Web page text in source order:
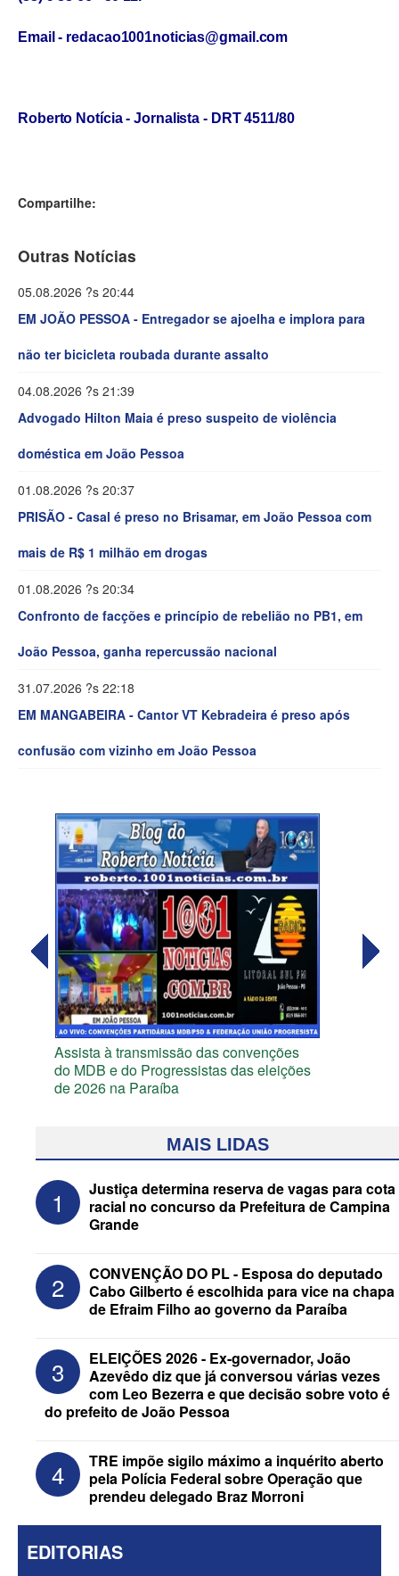
Email - redacao1001noticias@gmail.com
Roberto Notícia - Jornalista - DRT 4511/80
Compartilhe:
Outras Notícias
05.08.2026 ?s 20:44
EM JOÃO PESSOA - Entregador se ajoelha e implora para
não ter bicicleta roubada durante assalto
04.08.2026 ?s 21:39
Advogado Hilton Maia é preso suspeito de violência
doméstica em João Pessoa
01.08.2026 ?s 20:37
PRISÃO - Casal é preso no Brisamar, em João Pessoa com
mais de R$ 1 milhão em drogas
01.08.2026 ?s 20:34
Confronto de facções e princípio de rebelião no PB1, em
João Pessoa, ganha repercussão nacional
31.07.2026 ?s 22:18
EM MANGABEIRA - Cantor VT Kebradeira é preso após
confusão com vizinho em João Pessoa
Assista à transmissão das convenções
do MDB e do Progressistas das eleições
de 2026 na Paraíba
Federação Brasil da Esperança decide
nesta terça apoio ao Governo; PT E
PCdoB apostam em Lucas
MAIS LIDAS
1
Justiça determina reserva de vagas para cota
racial no concurso da Prefeitura de Campina
Grande
2
CONVENÇÃO DO PL - Esposa do deputado
Cabo Gilberto é escolhida para vice na chapa
de Efraim Filho ao governo da Paraíba
3
ELEIÇÕES 2026 - Ex-governador, João
Azevêdo diz que já conversou várias vezes
com Leo Bezerra e que decisão sobre voto é
do prefeito de João Pessoa
4
TRE impõe sigilo máximo a inquérito aberto
pela Polícia Federal sobre Operação que
prendeu delegado Braz Morroni
EDITORIAS